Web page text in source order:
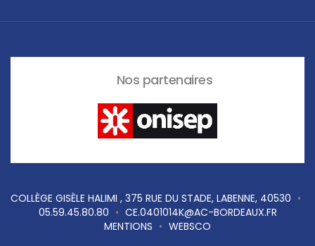
Nos partenaires
COLLÈGE GISÈLE HALIMI , 375 RUE DU STADE, LABENNE, 40530 •
05.59.45.80.80 • CE.0401014K@AC-BORDEAUX.FR
MENTIONS • WEBSCO